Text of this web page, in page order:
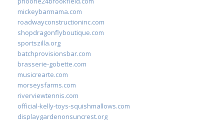
mickeybarmama.com
roadwayconstructioninc.com
shopdragonflyboutique.com
sportszilla.org
batchprovisionsbar.com
brasserie-gobette.com
musicrearte.com
morseysfarms.com
riverviewtennis.com
official-kelly-toys-squishmallows.com
displaygardenonsuncrest.org